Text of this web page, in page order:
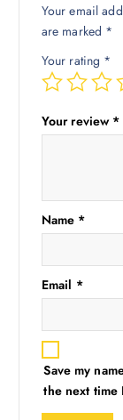
Your email
are marked *
Your rating *
Your review *
Name *
Email *
Save my
the next time